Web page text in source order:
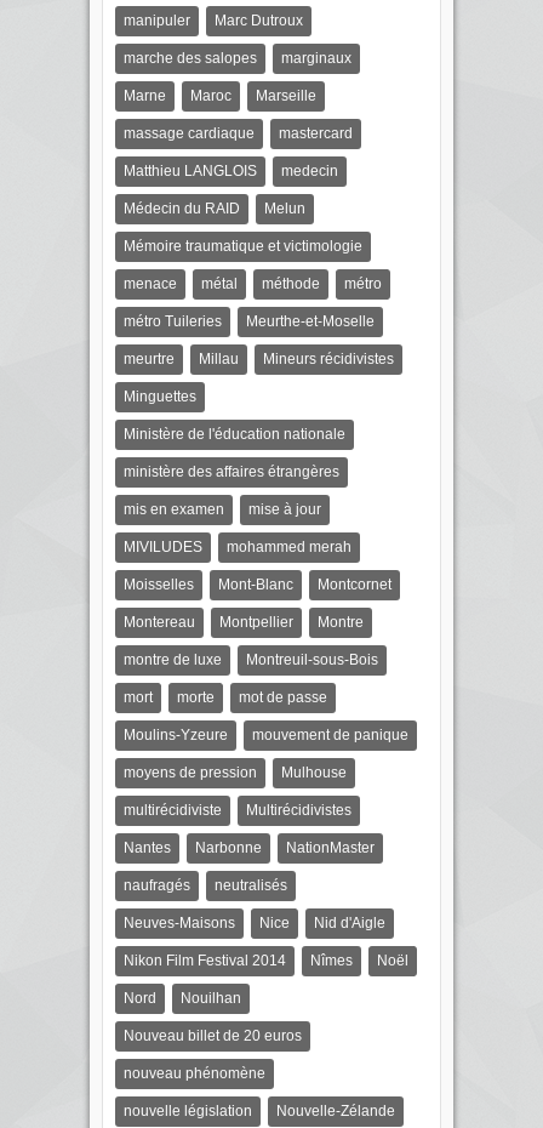
manipuler Marc Dutroux
marche des salopes marginaux
Marne Maroc Marseille
massage cardiaque mastercard
Matthieu LANGLOIS medecin
Médecin du RAID Melun
Mémoire traumatique et victimologie
menace métal méthode métro
métro Tuileries Meurthe-et-Moselle
meurtre Millau Mineurs récidivistes
Minguettes
Ministère de l'éducation nationale
ministère des affaires étrangères
mis en examen mise à jour
MIVILUDES mohammed merah
Moisselles Mont-Blanc Montcornet
Montereau Montpellier Montre
montre de luxe Montreuil-sous-Bois
mort morte mot de passe
Moulins-Yzeure mouvement de panique
moyens de pression Mulhouse
multirécidiviste Multirécidivistes
Nantes Narbonne NationMaster
naufragés neutralisés
Neuves-Maisons Nice Nid d'Aigle
Nikon Film Festival 2014 Nîmes Noël
Nord Nouilhan
Nouveau billet de 20 euros
nouveau phénomène
nouvelle législation Nouvelle-Zélande